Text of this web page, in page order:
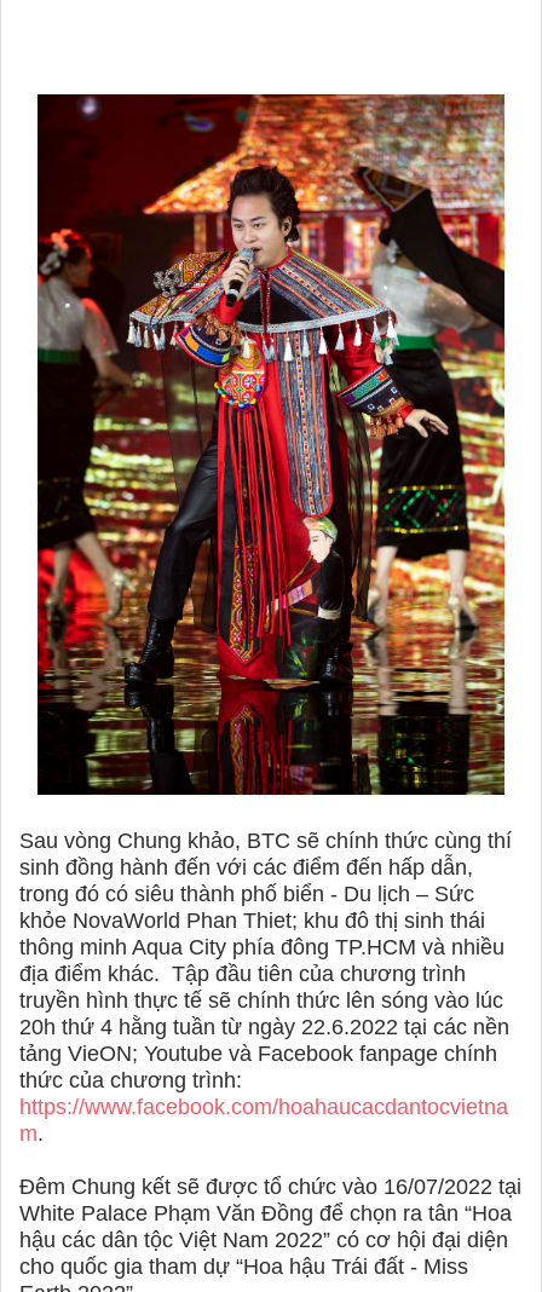
Sau vòng Chung khảo, BTC sẽ chính thức cùng thí
sinh đồng hành đến với các điểm đến hấp dẫn,
trong đó có siêu thành phố biển - Du lịch – Sức
khỏe NovaWorld Phan Thiet; khu đô thị sinh thái
thông minh Aqua City phía đông TP.HCM và nhiều
địa điểm khác. Tập đầu tiên của chương trình
truyền hình thực tế sẽ chính thức lên sóng vào lúc
20h thứ 4 hằng tuần từ ngày 22.6.2022 tại các nền
tảng VieON; Youtube và Facebook fanpage chính
thức của chương trình:
https://www.facebook.com/hoahaucacdantocvietna
m.
Đêm Chung kết sẽ được tổ chức vào 16/07/2022 tại
White Palace Phạm Văn Đồng để chọn ra tân “Hoa
hậu các dân tộc Việt Nam 2022” có cơ hội đại diện
cho quốc gia tham dự “Hoa hậu Trái đất - Miss